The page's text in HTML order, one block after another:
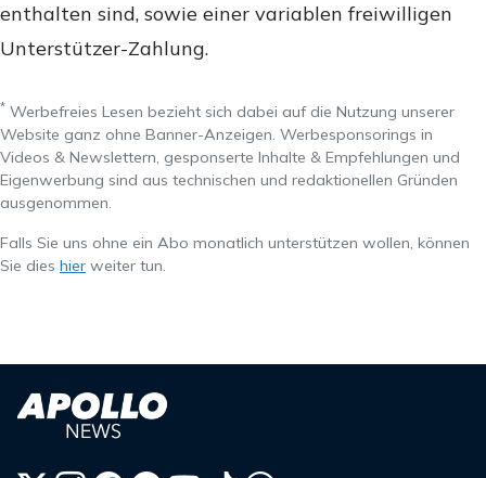
enthalten sind, sowie einer variablen freiwilligen
Unterstützer-Zahlung.
* Werbefreies Lesen bezieht sich dabei auf die Nutzung unserer
Website ganz ohne Banner-Anzeigen. Werbesponsorings in
Videos & Newslettern, gesponserte Inhalte & Empfehlungen und
Eigenwerbung sind aus technischen und redaktionellen Gründen
ausgenommen.
Falls Sie uns ohne ein Abo monatlich unterstützen wollen, können
Sie dies hier weiter tun.